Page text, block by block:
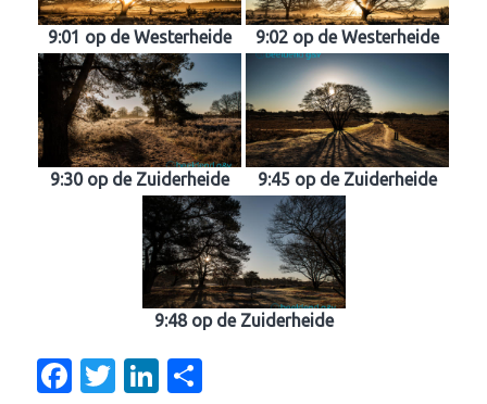
9:01 op de Westerheide 9:02 op de Westerheide
9:30 op de Zuiderheide 9:45 op de Zuiderheide
9:48 op de Zuiderheide
F
T
Li